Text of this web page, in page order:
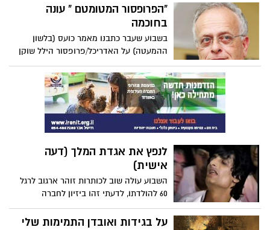
את הערכתנו ואהבתנו אליו. אל לנו לחכות
לרגעי ההספד כדי להיזכר באהדתנו אליו
משהו להגיד עליו, בואו נגיד לו אותו עכשיו!
"הפרופסור המטומטם " עונה
בחוכמה
בשבוע שעבר כתבנו מאמר כועס (בלשון
ההמעטה) על האדריכל/פרופסור הילל שוקן
כמי שהגדיר את אשדוד כעיר המכוערת
בישראל לטעמו המאמר טובל בתגובות של
אשדודים פטריוטים שלא חסכו במילים את
דעתם עליו. הילל שקן שלח לי תגובה אצילית
בה הוא מסביר שהכותרת (הערים המכוערות
בישראל) שנתן את וואלה אינה משקפת את
פספוס תכנוני, עיר שהפוטנציאל שלה גבוה
הרבה יותר מהתוצאה
לנפץ את אגדת המלך (דעה
אישית)
השבוע עולה שוב לכותרות זוהר ארגוב לרגל
60 להולדתו, לדעתי זהו ביזיון לחברה
שמאדירה וממליכה עליה - נרקומן, אנס,
עבריין שמכר את משפחתו ואת כל מי שהיה
על בגידות ואובדן התמימות שלי